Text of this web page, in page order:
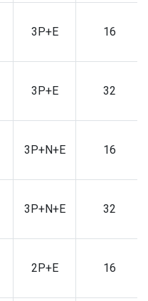
3P+E 16
3P+E 32
3P+N+E 16
3P+N+E 32
2P+E 16